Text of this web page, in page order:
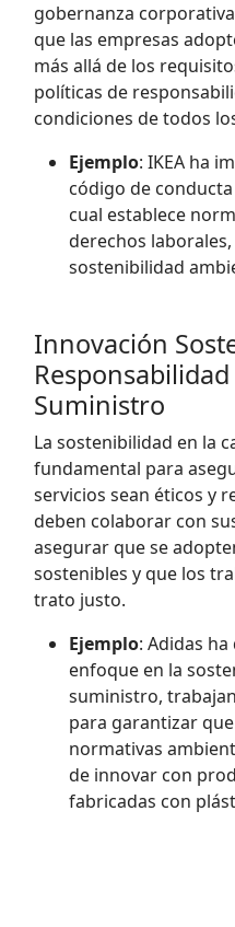
gobernanza
que las empresas
más allá de los
políticas de
condiciones de todos
Ejemplo: IKEA ha
código de
cual establece
derechos
sostenibilidad
Innovación
Suministro
La sostenibilidad en la
fundamental para
servicios sean éticos y
deben colaborar con
asegurar que se
sostenibles y que los
trato justo.
Ejemplo: Adidas
enfoque en la
suministro,
para garantizar
normativas
de innovar con
fabricadas con